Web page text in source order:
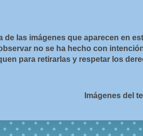
de las imágenes que aparecen en
no se ha hecho con
para retirarlas y respetar los
Imágenes del